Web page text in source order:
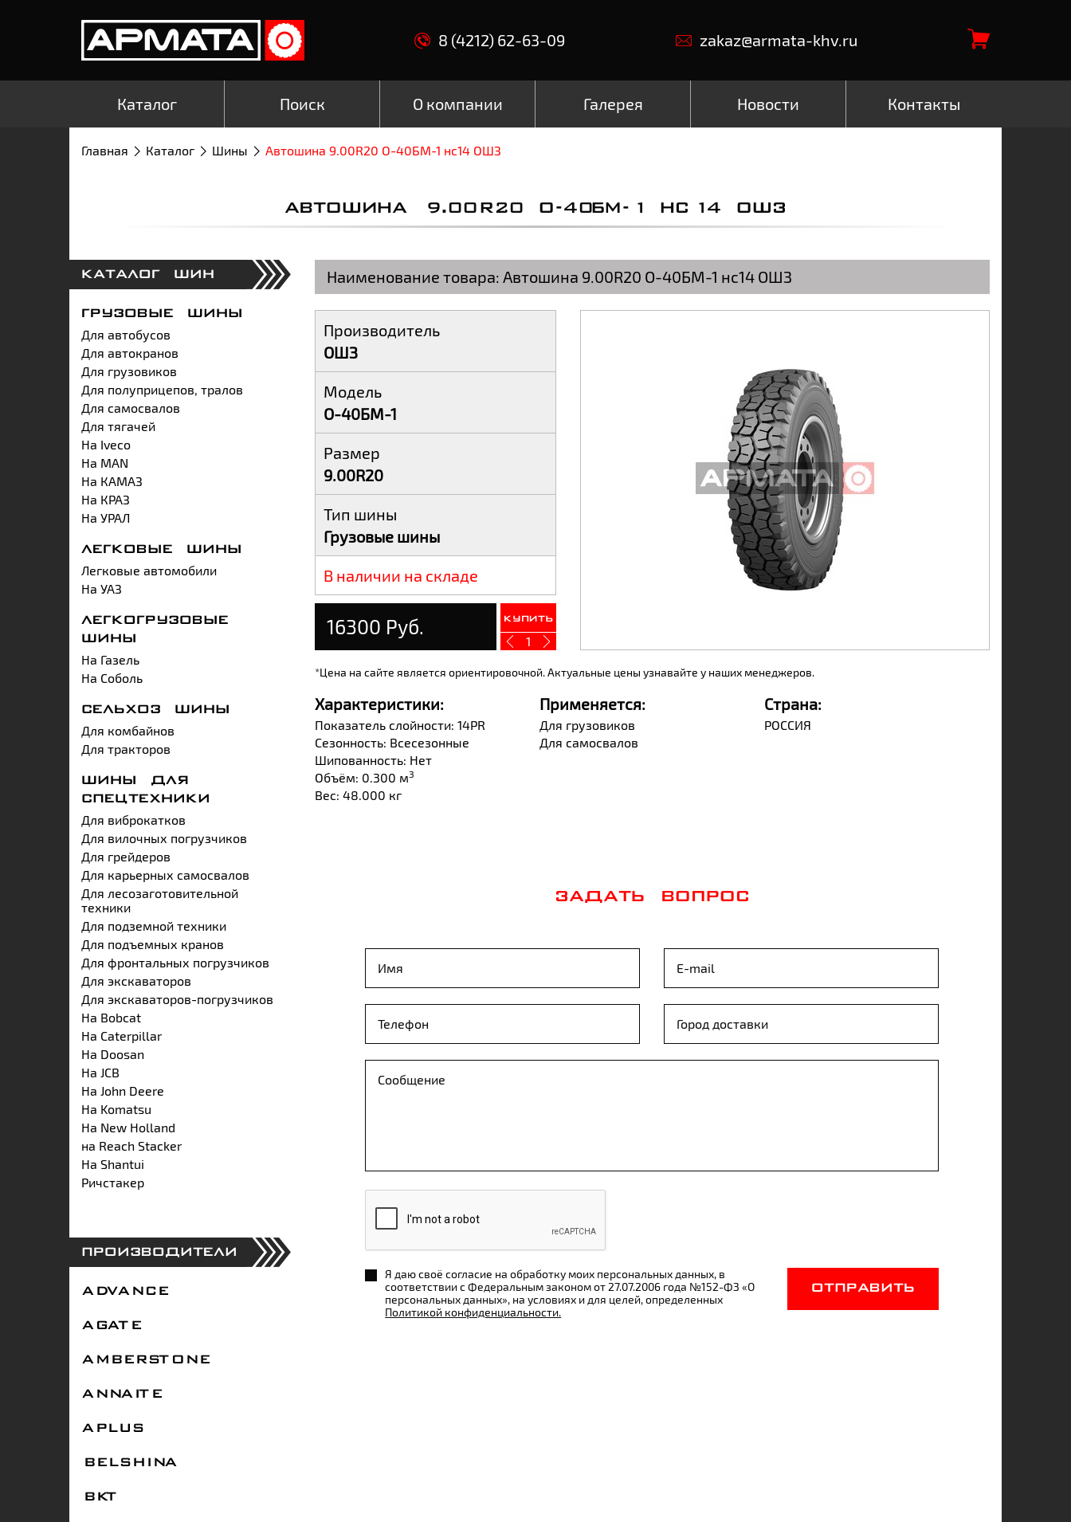
8 (4212) 62-63-09 zakaz@armata-khv.ru
Каталог Поиск О компании Галерея Новости Контакты
Главная Каталог Шины Автошина 9.00R20 О-40БМ-1 нс14 ОШЗ
АВТОШИНА 9.00R20 О-40БМ-1 НС14 ОШЗ
КАТАЛОГ ШИН
ГРУЗОВЫЕ ШИНЫ
Для автобусов
Для автокранов
Для грузовиков
Для полуприцепов, тралов
Для самосвалов
Для тягачей
На Iveco
На MAN
На КАМАЗ
На КРАЗ
На УРАЛ
ЛЕГКОВЫЕ ШИНЫ
Легковые автомобили
На УАЗ
ЛЕГКОГРУЗОВЫЕ
ШИНЫ
На Газель
На Соболь
СЕЛЬХОЗ ШИНЫ
Для комбайнов
Для тракторов
ШИНЫ ДЛЯ
СПЕЦТЕХНИКИ
Для виброкатков
Для вилочных погрузчиков
Для грейдеров
Для карьерных самосвалов
Для лесозаготовительной
техники
Для подземной техники
Для подъемных кранов
Для фронтальных погрузчиков
Для экскаваторов
Для экскаваторов-погрузчиков
На Bobcat
На Caterpillar
На Doosan
На JCB
На John Deere
На Komatsu
На New Holland
на Reach Stacker
На Shantui
Ричстакер
ПРОИЗВОДИТЕЛИ
ADVANCE
AGATE
AMBERSTONE
ANNAITE
APLUS
BELSHINA
BKT
Наименование товара: Автошина 9.00R20 О-40БМ-1 нс14 ОШЗ
Производитель
ОШЗ
Модель
О-40БМ-1
Размер
9.00R20
Тип шины
Грузовые шины
В наличии на складе
16300 Руб. Купить
1
*Цена на сайте является ориентировочной. Актуальные цены узнавайте у наших менеджеров.
Характеристики:
Показатель слойности: 14PR
Сезонность: Всесезонные
Шипованность: Нет
Объём: 0.300 м3
Вес: 48.000 кг
Применяется:
Для грузовиков
Для самосвалов
Страна:
РОССИЯ
ЗАДАТЬ ВОПРОС
Я даю своё согласие на обработку моих персональных данных, в
соответствии с Федеральным законом от 27.07.2006 года №152-ФЗ «О
персональных данных», на условиях и для целей, определенных
Политикой конфиденциальности.
ОТПРАВИТЬ